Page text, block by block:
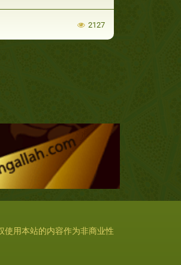
2127
使用本站的内容作为非商业性